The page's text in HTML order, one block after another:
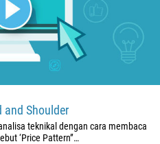
and Shoulder
teknikal dengan cara membaca
‘Price Pattern”…